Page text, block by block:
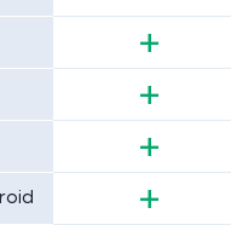
+
+
+
+